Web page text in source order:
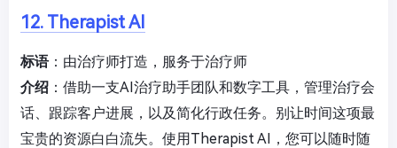
12. Therapist AI
标语：由治疗师打造，服务于治疗师
介绍 ：借助一支AI治疗助手团队和数字工具，管理治疗会
话、跟踪客户进展，以及简化行政任务。别让时间这项最
宝贵的资源白白流失。使用Therapist AI，您可以随时随